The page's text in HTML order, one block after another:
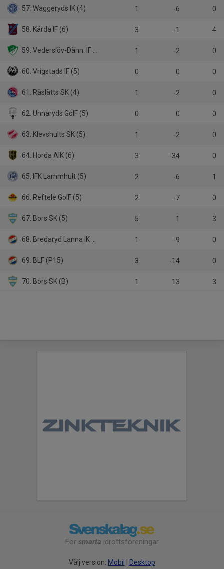
57. Waggeryds IK (4) 1 -6 0
58. Kärda IF (6) 3 -1 4
59. Vederslöv-Dänn. IF (5) 1 -2 0
60. Vrigstads IF (5) 0 0 0
61. Råslätts SK (4) 1 -2 0
62. Unnaryds GoIF (5) 0 0 0
63. Klevshults SK (5) 1 -2 0
64. Horda AIK (6) 3 -34 0
65. IFK Lammhult (5) 2 -6 1
66. Reftele GoIF (5) 2 -7 0
67. Bors SK (5) 5 1 3
68. Bredaryd Lanna IK P2011 1 -9 0
69. BLF (P15) 3 -14 0
70. Bors SK (B) 1 13 3
För smarta idrottsföreningar
Välj version: Mobil Desktop